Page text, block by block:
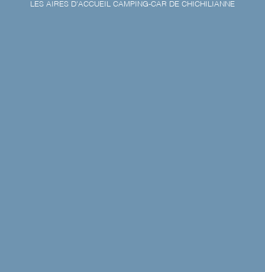
LES AIRES D'ACCUEIL CAMPING-CAR DE CHICHILIANNE